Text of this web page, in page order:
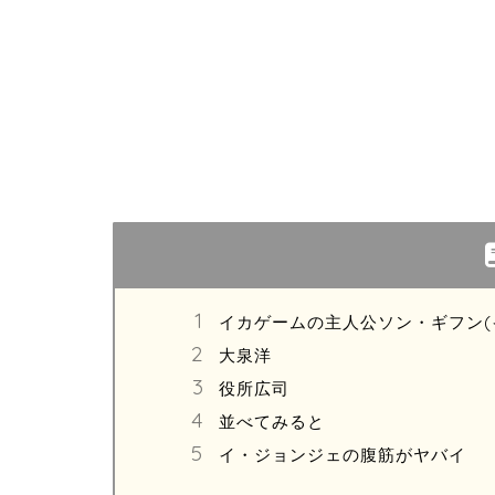
イカゲームの主人公ソン・ギフン
大泉洋
役所広司
並べてみると
イ・ジョンジェの腹筋がヤバイ